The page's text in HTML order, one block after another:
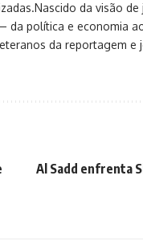
da visão
política e economia
da reportagem e
Al Sadd enfrenta